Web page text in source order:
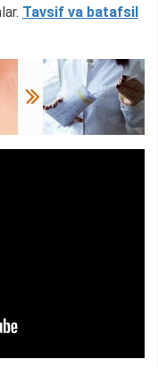
Tavsif va batafsil